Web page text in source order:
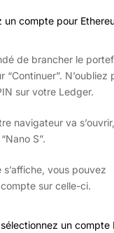
de brancher le
“Continuer”. N’oubliez
sur votre Ledger.
navigateur va
S”.
vous pouvez
sur celle-ci.